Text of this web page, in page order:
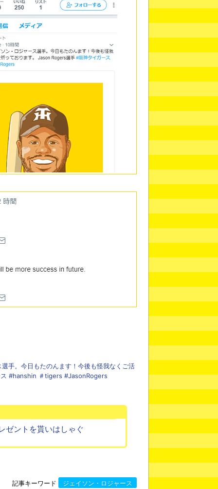
手。今日もたのんます！今後も怪我なくご活
ス #hanshin ＃tigers #JasonRogers
ゼントを貰いはしゃぐ
記事キーワード ジェイソン・ロジャース